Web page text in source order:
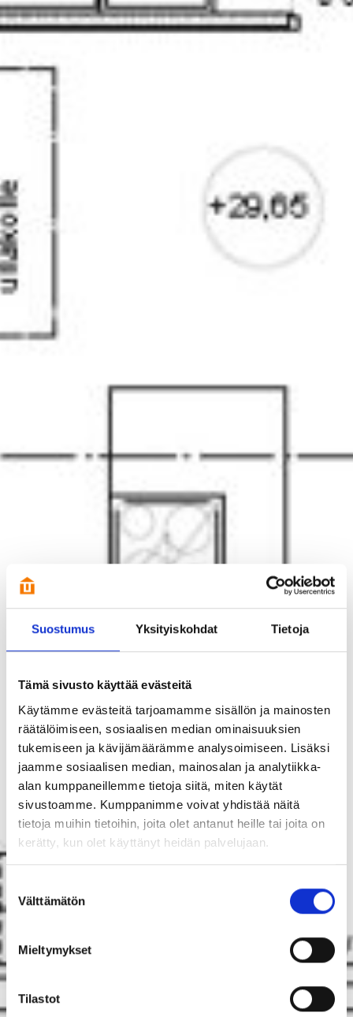
Suostumus Yksityiskohdat Tietoja
Tämä sivusto käyttää evästeitä
Käytämme evästeitä tarjoamamme sisällön ja mainosten
räätälöimiseen, sosiaalisen median ominaisuuksien
tukemiseen ja kävijämäärämme analysoimiseen. Lisäksi
jaamme sosiaalisen median, mainosalan ja analytiikka-
alan kumppaneillemme tietoja siitä, miten käytät
sivustoamme. Kumppanimme voivat yhdistää näitä
tietoja muihin tietoihin, joita olet antanut heille tai joita on
kerätty, kun olet käyttänyt heidän palvelujaan.
valinta
Välttämätön
Mieltymykset
Tilastot